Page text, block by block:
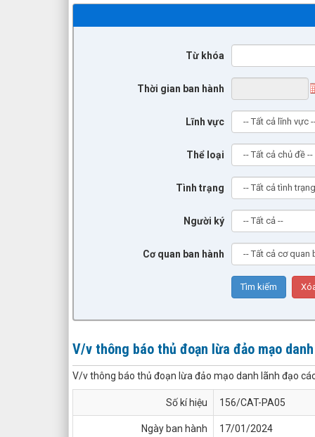
Từ khóa
Thời gian ban hành
Lĩnh vực
Thể loại
Tình trạng
Người ký
Cơ quan ban hành
V/v thông báo thủ đoạn lừa đảo mạo
V/v thông báo thủ đoạn lừa đảo mạo danh lãnh đạo
Số kí hiệu 156/CAT-PA05
Ngày ban hành 17/01/2024